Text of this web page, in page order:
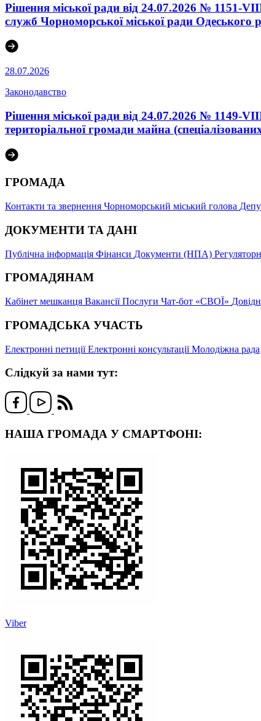
Рішення міської ради від 24.07.2026 № 1151-
служб Чорноморської міської ради Одеського
28.07.2026
Законодавство
Рішення міської ради від 24.07.2026 № 1149-
територіальної громади майна
ГРОМАДА
Контакти та звернення Чорноморський міський голова
ДОКУМЕНТИ ТА ДАНІ
Публічна інформація Фінанси Документи (НПА)
ГРОМАДЯНАМ
Кабінет мешканця ВакансіїПослуги Чат-бот «СВОЇ»
ГРОМАДСЬКА УЧАСТЬ
Електронні петиціїЕлектронні консультаціїМолодіжна рада
Слідкуй за нами тут:
НАША ГРОМАДА У СМАРТФОНІ:
Viber